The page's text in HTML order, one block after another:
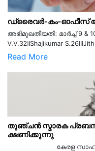
ഡ്രൈവർ-കം-ഓഫീസ്
അഭിമുഖതീയതി: മാർച്ച് 9 &
V.V.32IIShajikumar
Read More
തുഞ്ചൻ സ്മാരക
ക്ഷണിക്കുന്നു
കേരള സാഹിത്യ